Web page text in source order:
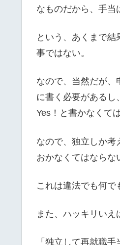
なものだから、手当
という、あくまで
事ではない。
なので、当然だが、
に書く必要があるし
Yes！と書かなくて
なので、独立しか考
おかなくてはならな
これは違法でも何で
また、ハッキリいえ
「独立して再就職